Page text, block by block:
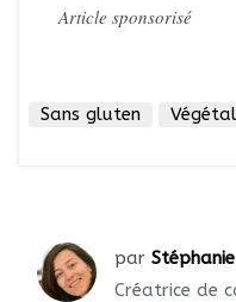
Article sponsorisé
Sans gluten
par
Créatrice de